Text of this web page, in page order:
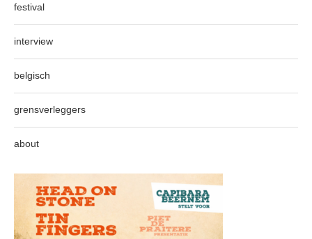
festival
interview
belgisch
grensverleggers
about